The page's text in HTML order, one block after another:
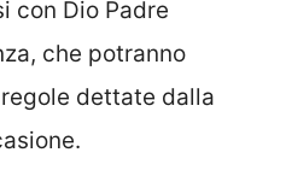
con Dio Padre
che potranno
dettate dalla